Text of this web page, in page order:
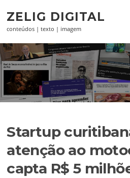
paraZELIG DIGITAL
conteúdos | texto | imagem
Startup
atenção ao
capta R$ 5